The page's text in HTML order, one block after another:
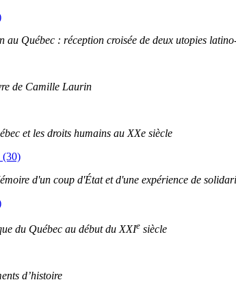
au Québec : réception croisée de deux utopies
de Camille Laurin
et les droits humains au XXe siècle
(30)
d'un coup d'État et d'une expérience de
du Québec au début du XXIe siècle
d’histoire